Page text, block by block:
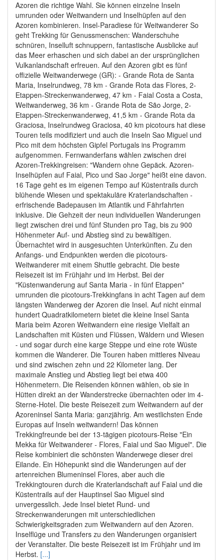
Azoren die richtige Wahl. Sie können einzelne Inseln
umrunden oder Weitwandern und Inselhüpfen auf den
Azoren kombinieren. Insel-Paradiese für Weitwanderer So
geht Trekking für Genussmenschen: Wanderschuhe
schnüren, Inselluft schnuppern, fantastische Ausblicke auf
das Meer erhaschen und sich dabei an der ursprünglichen
Vulkanlandschaft erfreuen. Auf den Azoren gibt es fünf
offizielle Weitwanderwege (GR): - Grande Rota de Santa
Maria, Inselrundweg, 78 km - Grande Rota das Flores, 2-
Etappen-Streckenwanderweg, 47 km - Faial Costa a Costa,
Weitwanderweg, 36 km - Grande Rota de São Jorge, 2-
Etappen-Streckenwanderweg, 41,5 km - Grande Rota da
Graciosa, Inselrundweg Graciosa, 40 km picotours hat diese
Touren teils modifiziert und auch die Inseln Sao Miguel und
Pico mit dem höchsten Gipfel Portugals ins Programm
aufgenommen. Fernwanderfans wählen zwischen drei
Azoren-Trekkingreisen: "Wandern ohne Gepäck. Azoren-
Inselhüpfen auf Faial, Pico und Sao Jorge" heißt eine davon.
16 Tage geht es im eigenen Tempo auf Küstentrails durch
blühende Wiesen und spektakuläre Kraterlandschaften -
erfrischende Badepausen im Atlantik und Fährfahrten
inklusive. Die Gehzeit der neun individuellen Wanderungen
liegt zwischen drei und fünf Stunden pro Tag, bis zu 900
Höhenmeter Auf- und Abstieg sind zu bewältigen.
Übernachtet wird in ausgesuchten Unterkünften. Zu den
Anfangs- und Endpunkten werden die picotours-
Weitwanderer mit einem Shuttle gebracht. Die beste
Reisezeit ist im Frühjahr und im Herbst. Bei der
"Küstenwanderung auf Santa Maria - in fünf Etappen"
umrunden die picotours-Trekkingfans in acht Tagen auf dem
längsten Wanderweg der Azoren die Insel. Auf nicht einmal
hundert Quadratkilometern bietet die kleine Insel Santa
Maria beim Azoren Weitwandern eine riesige Vielfalt an
Landschaften mit Küsten und Flüssen, Wäldern und Wiesen
- und sogar durch eine karge Steppe und eine rote Wüste
kommen die Wanderer. Die Touren haben mittleres Niveau
und sind zwischen zehn und 22 Kilometer lang. Der
maximale Anstieg und Abstieg liegt bei etwa 400
Höhenmetern. Die Reisenden können wählen, ob sie in
Hütten direkt an der Wanderstrecke übernachten oder im 4-
Sterne-Hotel. Die beste Reisezeit zum Weitwandern auf der
Azoreninsel Santa Maria: ganzjährig. Am westlichsten Ende
Europas auf Inseln weitwandern! Das können
Trekkingfreunde bei der 13-tägigen picotours-Reise "Ein
Mekka für Weitwanderer - Flores, Faial und Sao Miguel". Die
Reise kombiniert die schönsten Wanderwege dieser drei
Eilande. Ein Höhepunkt sind die Wanderungen auf der
artenreichen Blumeninsel Flores, aber auch die
Trekkingtouren durch die Kraterlandschaft auf Faial und die
Küstentrails auf der Hauptinsel Sao Miguel sind
unvergesslich. Jede Insel bietet Rund- und
Streckenwanderungen mit unterschiedlichen
Schwierigkeitsgraden zum Weitwandern auf den Azoren.
Inselflüge und Transfers zu den Wanderungen organisiert
der Veranstalter. Die beste Reisezeit ist im Frühjahr und im
Herbst. [...]